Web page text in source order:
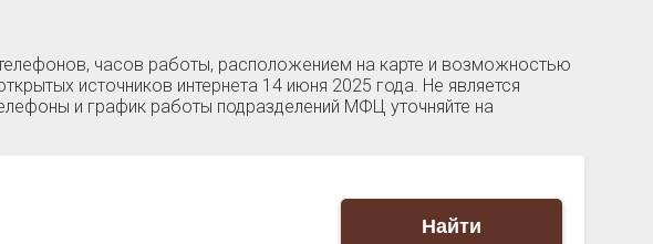
часов работы, расположением на карте и возможностью
источников интернета 14 июня 2025 года. Не является
и график работы подразделений МФЦ уточняйте на
Найти